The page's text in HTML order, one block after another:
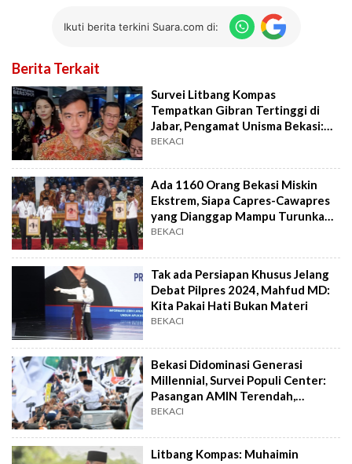
Ikuti berita terkini Suara.com di:
Berita Terkait
Survei Litbang Kompas
Tempatkan Gibran Tertinggi di
Jabar, Pengamat Unisma Bekasi:
Gak Masuk Akal!
BEKACI
Ada 1160 Orang Bekasi Miskin
Ekstrem, Siapa Capres-Cawapres
yang Dianggap Mampu Turunkan
Tingkat Kemiskinan?
BEKACI
Tak ada Persiapan Khusus Jelang
Debat Pilpres 2024, Mahfud MD:
Kita Pakai Hati Bukan Materi
BEKACI
Bekasi Didominasi Generasi
Millennial, Survei Populi Center:
Pasangan AMIN Terendah,
Prabowo-Gibran Tertinggi?
BEKACI
Litbang Kompas: Muhaimin